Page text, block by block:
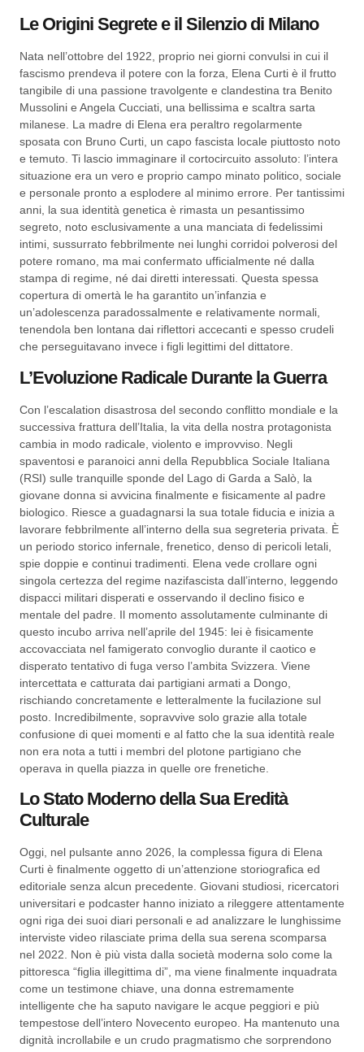
Le Origini Segrete e il Silenzio di Milano
Nata nell’ottobre del 1922, proprio nei giorni convulsi in cui il
fascismo prendeva il potere con la forza, Elena Curti è il frutto
tangibile di una passione travolgente e clandestina tra Benito
Mussolini e Angela Cucciati, una bellissima e scaltra sarta
milanese. La madre di Elena era peraltro regolarmente
sposata con Bruno Curti, un capo fascista locale piuttosto noto
e temuto. Ti lascio immaginare il cortocircuito assoluto: l’intera
situazione era un vero e proprio campo minato politico, sociale
e personale pronto a esplodere al minimo errore. Per tantissimi
anni, la sua identità genetica è rimasta un pesantissimo
segreto, noto esclusivamente a una manciata di fedelissimi
intimi, sussurrato febbrilmente nei lunghi corridoi polverosi del
potere romano, ma mai confermato ufficialmente né dalla
stampa di regime, né dai diretti interessati. Questa spessa
copertura di omertà le ha garantito un’infanzia e
un’adolescenza paradossalmente e relativamente normali,
tenendola ben lontana dai riflettori accecanti e spesso crudeli
che perseguitavano invece i figli legittimi del dittatore.
L’Evoluzione Radicale Durante la Guerra
Con l’escalation disastrosa del secondo conflitto mondiale e la
successiva frattura dell’Italia, la vita della nostra protagonista
cambia in modo radicale, violento e improvviso. Negli
spaventosi e paranoici anni della Repubblica Sociale Italiana
(RSI) sulle tranquille sponde del Lago di Garda a Salò, la
giovane donna si avvicina finalmente e fisicamente al padre
biologico. Riesce a guadagnarsi la sua totale fiducia e inizia a
lavorare febbrilmente all’interno della sua segreteria privata. È
un periodo storico infernale, frenetico, denso di pericoli letali,
spie doppie e continui tradimenti. Elena vede crollare ogni
singola certezza del regime nazifascista dall’interno, leggendo
dispacci militari disperati e osservando il declino fisico e
mentale del padre. Il momento assolutamente culminante di
questo incubo arriva nell’aprile del 1945: lei è fisicamente
accovacciata nel famigerato convoglio durante il caotico e
disperato tentativo di fuga verso l’ambita Svizzera. Viene
intercettata e catturata dai partigiani armati a Dongo,
rischiando concretamente e letteralmente la fucilazione sul
posto. Incredibilmente, sopravvive solo grazie alla totale
confusione di quei momenti e al fatto che la sua identità reale
non era nota a tutti i membri del plotone partigiano che
operava in quella piazza in quelle ore frenetiche.
Lo Stato Moderno della Sua Eredità
Culturale
Oggi, nel pulsante anno 2026, la complessa figura di Elena
Curti è finalmente oggetto di un’attenzione storiografica ed
editoriale senza alcun precedente. Giovani studiosi, ricercatori
universitari e podcaster hanno iniziato a rileggere attentamente
ogni riga dei suoi diari personali e ad analizzare le lunghissime
interviste video rilasciate prima della sua serena scomparsa
nel 2022. Non è più vista dalla società moderna solo come la
pittoresca “figlia illegittima di”, ma viene finalmente inquadrata
come un testimone chiave, una donna estremamente
intelligente che ha saputo navigare le acque peggiori e più
tempestose dell’intero Novecento europeo. Ha mantenuto una
dignità incrollabile e un crudo pragmatismo che sorprendono